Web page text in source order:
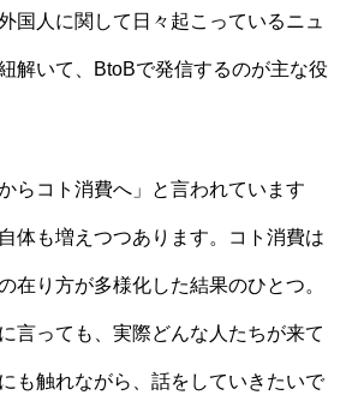
国人に関して日々起こっているニュ
解いて、BtoBで発信するのが主な役
らコト消費へ」と言われています
体も増えつつあります。コト消費は
在り方が多様化した結果のひとつ。
言っても、実際どんな人たちが来て
も触れながら、話をしていきたいで